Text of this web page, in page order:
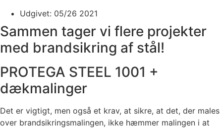
Udgivet: 05/26 2021
Sammen tager vi flere projekter
med brandsikring af stål!
PROTEGA STEEL 1001 +
dækmalinger
Det er vigtigt, men også et krav, at sikre, at det, der males
over brandsikringsmalingen, ikke hæmmer malingen i at